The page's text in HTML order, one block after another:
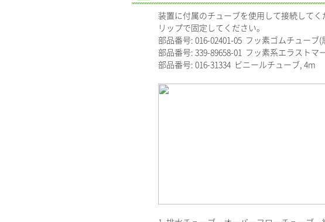
装置に付属のチューブを使用して接続して
リップで固定してください。
部品番号: 016-02401-05 フッ素ゴムチューブ(
部品番号: 339-89658-01 フッ素系エラストマ
部品番号: 016-31334 ビニールチューブ, 4m